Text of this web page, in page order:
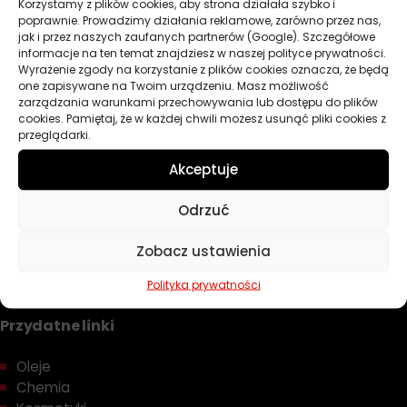
Korzystamy z plików cookies, aby strona działała szybko i
poprawnie. Prowadzimy działania reklamowe, zarówno przez nas,
jak i przez naszych zaufanych partnerów (Google). Szczegółowe
informacje na ten temat znajdziesz w naszej polityce prywatności.
Wyrażenie zgody na korzystanie z plików cookies oznacza, że będą
one zapisywane na Twoim urządzeniu. Masz możliwość
zarządzania warunkami przechowywania lub dostępu do plików
cookies. Pamiętaj, że w każdej chwili możesz usunąć pliki cookies z
przeglądarki.
Akceptuje
Odrzuć
Zobacz ustawienia
Polityka prywatności
POKAŻ WIĘCEJ PRODUKTÓW
Norma Case New Holland MAT 3526
Norma Case New Holland MAT 3526 stanowi jedną z
najbardziej zaawansowanych specyfikacji technicznych
opracowanych przez koncern CNH Industrial dla olejów
wielofunkcyjnych typu UTTO (Universal Tractor Transmission
Oil). MAT 3526 powstała jako odpowiedź na wzrastające
budowlanym marek Case, New Holland, Case IH oraz Steyr
wyposażonym w najbardziej zaawansowane systemy
przekładniowe i hydrauliczne.
W porównaniu z wcześniejszymi normami
3525 , specyfikacja MAT 3526 wprowadza
rygorystyczne wymogi w zakresie ochrony przed
zużyciem oraz stabilności termicznej i oksydacyjnej
Przydatne linki
Oleje
Chemia